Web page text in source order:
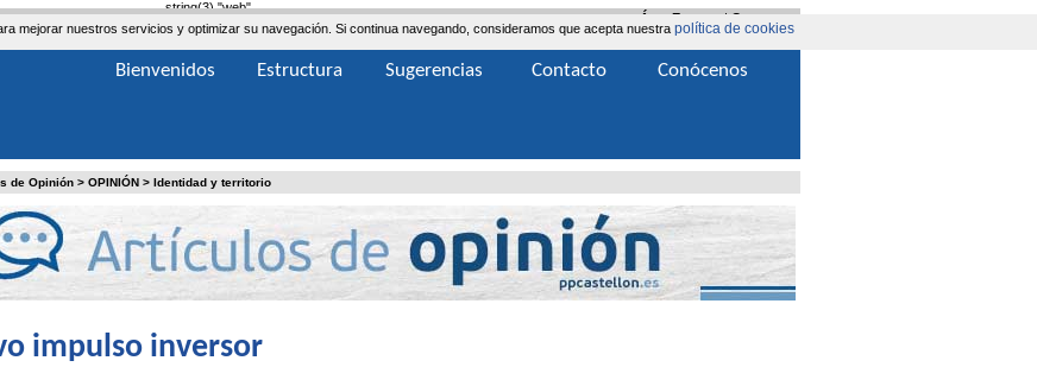
string(3) "web"
mejorar nuestros servicios y optimizar su navegación. Si continua navegando, consideramos que acepta nuestra política de cookies
de Opinión> OPINIÓN> Identidad y territorio
impulso inversor
|Contacta
Área Extranet
Bienvenidos Estructura Sugerencias Contacto Conócenos